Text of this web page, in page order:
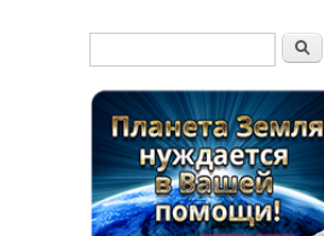
Поиск